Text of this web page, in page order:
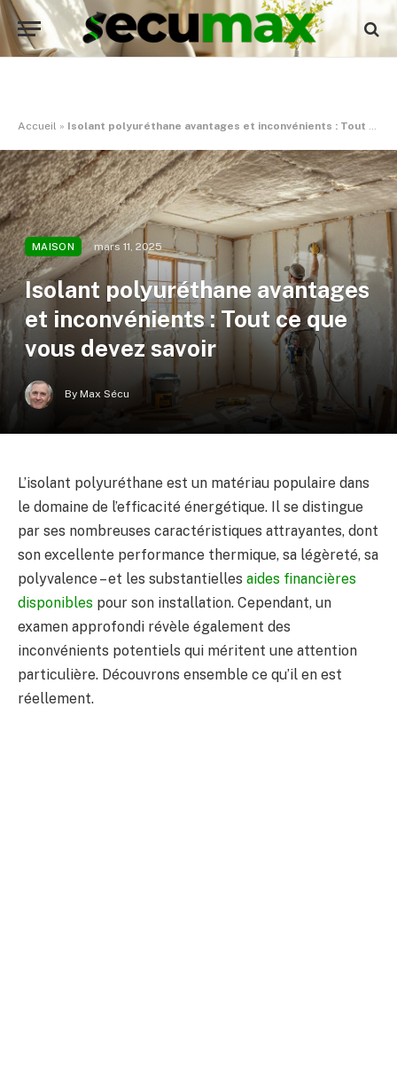
Accueil » Isolant polyuréthane avantages et inconvénients : Tout ce que vous devez savoir
MAISON mars 11, 2025
Isolant polyuréthane avantages
et inconvénients : Tout ce que
vous devez savoir
By Max Sécu
L’isolant polyuréthane est un matériau populaire dans
le domaine de l’efficacité énergétique. Il se distingue
par ses nombreuses caractéristiques attrayantes, dont
son excellente performance thermique, sa légèreté, sa
polyvalence – et les substantielles aides financières
disponibles pour son installation. Cependant, un
examen approfondi révèle également des
inconvénients potentiels qui méritent une attention
particulière. Découvrons ensemble ce qu’il en est
réellement.